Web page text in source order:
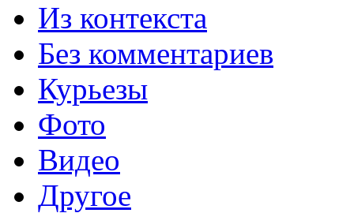
Из контекста
Без комментариев
Курьезы
Фото
Видео
Другое